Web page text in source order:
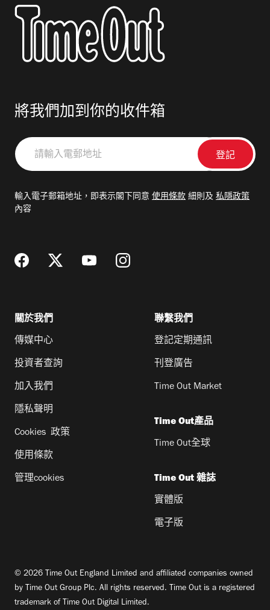
將我們加到你的收件箱
請
輸
郵
輸入電子郵箱地址，即表示閣下同意 使用條款 細則及 私隱政策
內容
關於我們
傳媒中心
投資者查詢
加入我們
隱私聲明
Cookies 政策
使用條款
管理cookies
聯繫我們
登記定期通訊
刊登廣告
Time Out Market
Time Out產品
Time Out全球
Time Out 雜誌
實體版
電子版
© 2026 Time Out England Limited and affiliated companies owned
by Time Out Group Plc. All rights reserved. Time Out is a registered
trademark of Time Out Digital Limited.